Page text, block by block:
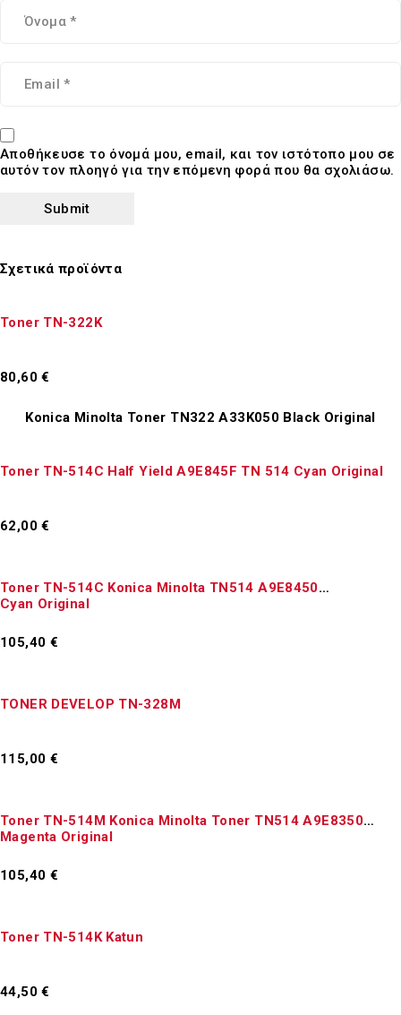
Αποθήκευσε το όνομά μου, email, και τον ιστότοπο μου σε
αυτόν τον πλοηγό για την επόμενη φορά που θα σχολιάσω.
Σχετικά προϊόντα
Toner TN-322K
80,60€
Konica Minolta Toner TN322 A33K050 Black Original
Toner TN-514C Half Yield A9E845F TN 514 Cyan Original
62,00€
Toner TN-514C Konica Minolta TN514 A9E8450
Cyan Original
105,40 €
TONER DEVELOP TN-328M
115,00 €
Toner TN-514M Konica Minolta Toner TN514 A9E8350
Magenta Original
105,40 €
Toner TN-514K Katun
44,50€